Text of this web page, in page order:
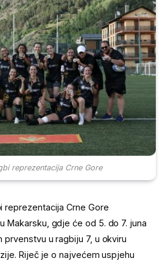
reprezentacija Crne Gore
reprezentacija Crne Gore
Makarsku, gdje će od 5. do 7. juna
prvenstvu u ragbiju 7, u okviru
Riječ je o najvećem uspjehu